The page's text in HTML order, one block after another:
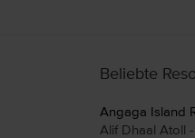
Beliebte
Angaga Island
Alif Dhaal Atoll